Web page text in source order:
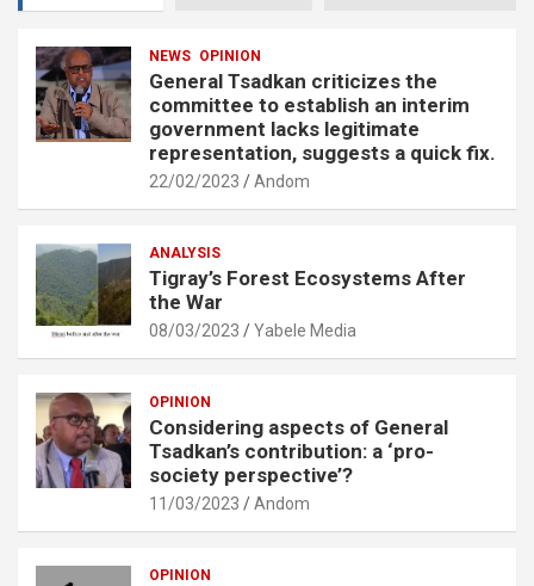
NEWS OPINION
General Tsadkan criticizes the
committee to establish an interim
government lacks legitimate
representation, suggests a quick fix.
22/02/2023 Andom
ANALYSIS
Tigray’s Forest Ecosystems After
the War
08/03/2023 Yabele Media
OPINION
Considering aspects of General
Tsadkan’s contribution: a ‘pro-
society perspective’?
11/03/2023 Andom
OPINION